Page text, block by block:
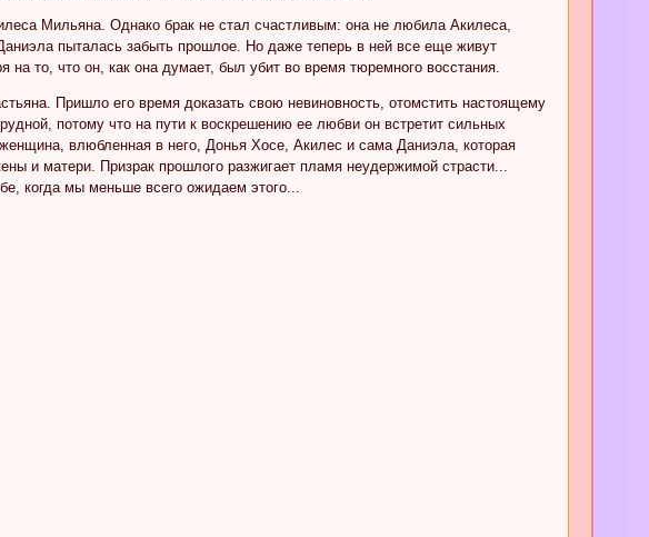
Мильяна. Однако брак не стал счастливым: она не любила Акилеса,
пыталась забыть прошлое. Но даже теперь в ней все еще живут
то, что он, как она думает, был убит во время тюремного восстания.
Пришло его время доказать свою невиновность, отомстить настоящему
потому что на пути к воскрешению ее любви он встретит сильных
влюбленная в него, Донья Хосе, Акилес и сама Даниэла, которая
и матери. Призрак прошлого разжигает пламя неудержимой страсти...
когда мы меньше всего ожидаем этого...